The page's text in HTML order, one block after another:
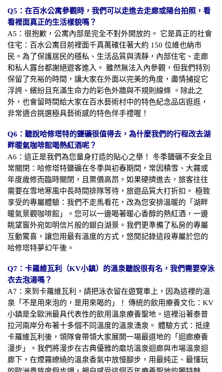
Q5：在百水公寓參觀時，我們可以走進去走廊或陽台拍照，看
看裡面真正的生活樣貌嗎？
A5：很抱歉，公寓內部是完全不對外開放的。 它是真正的社會
住宅：百水公寓目前裡面千真萬確住著大約 150 位維也納市
民。為了保護居民的穩私、生活品質與清靜，內部住宅、走廊
和私人露台都謝絕遊客進入。 雖然無法入內參觀，但我們特別
保留了充裕的時間，讓大家在外面以完美的角度，盡情捕捉它
浮誇、繽紛且充滿生命力的彩色外牆與不規則線條 。除此之
外，也會留時間給大家在百水藝術村中的特色紀念品店逛逛，
非常適合挑選極具藝術感的特色伴手禮喔！
Q6：聽說哈修塔特的鹽礦很值得去，為什麼我們的行程改去湖
畔暖氣咖啡館喝熱紅酒呢？
A6：這正是我們為您量身打造的貼心之舉！ 冬季鹽礦不安全且
常關閉：哈修塔特鹽礦在冬季與初春期間，常因積雪、大霧或
年度歲修而臨時關閉，且票價高昂。如果硬擠進去，旅客往往
需要在雪地寒風中長時間排隊等待，旅遊品質大打折扣。 極致
享受的專屬體驗：我們不走馬看花，改為您安排溫暖的「湖畔
暖氣景觀咖啡館」。您可以一邊喝著暖心香醇的熱紅酒，一邊
眺望窗外宛如明信片般的銀白湖景。我們更準備了私房的專屬
互動驚喜，讓您用最有溫度的方式，悠閒記錄這段專屬於您的
哈修塔特夢幻午後。
Q7：卡羅維瓦利（KV小鎮）的溫泉聽說很有名，我們需要穿泳
衣去泡湯嗎？
A7：來到卡羅維瓦利，請把泳衣留在遊覽車上，因為這裡的溫
泉「不是用來泡的，是用來喝的」！ 傳統的飲用療養文化：KV
小鎮是全歐洲最具代表性的飲用溫泉療養聖地。這裡沿著泰普
拉河兩岸分布著十多個不同溫度的溫泉湧泉。 體驗方式：抵達
卡羅維瓦利後，領隊會帶領大家展開一場最道地的「迴廊療養
漫步」。我們將漫步在古典優雅的磨坊溫泉迴廊與市場溫泉迴
廊下，在煙霧繚繞的溫泉香氣中放慢腳步，用最純正、最懂玩